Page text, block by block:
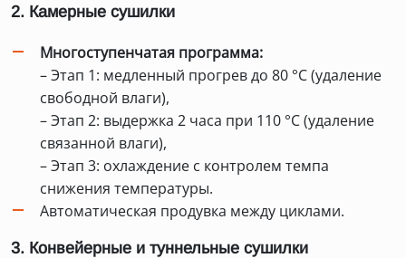
2. Камерные сушилки
Многоступенчатая программа:
– Этап 1: медленный прогрев до 80 °C (удаление
свободной влаги),
– Этап 2: выдержка 2 часа при 110 °C (удаление
связанной влаги),
– Этап 3: охлаждение с контролем темпа
снижения температуры.
Автоматическая продувка между циклами.
3. Конвейерные и туннельные сушилки